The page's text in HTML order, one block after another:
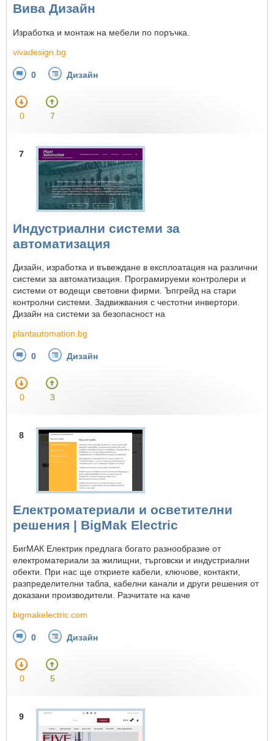
Вива Дизайн
Изработка и монтаж на мебели по поръчка.
vivadesign.bg
0 Дизайн
0 7
7
Индустриални системи за
автоматизация
Дизайн, изработка и въвеждане в експлоатация на различни
системи за автоматизация. Програмируеми контролери и
системи от водещи световни фирми. Ъпгрейд на стари
контролни системи. Задвижвания с честотни инвертори.
Дизайн на системи за безопасност на
plantautomation.bg
0 Дизайн
0 3
8
Електроматериали и осветителни
решения | BigMak Electric
БигМАК Електрик предлага богато разнообразие от
електроматериали за жилищни, търговски и индустриални
обекти. При нас ще откриете кабели, ключове, контакти,
разпределителни табла, кабелни канали и други решения от
доказани производители. Разчитате на каче
bigmakelectric.com
0 Дизайн
0 5
9